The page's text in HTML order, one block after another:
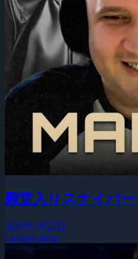
殿堂入りスナイパ
2026年4月27日
Counter-Strike